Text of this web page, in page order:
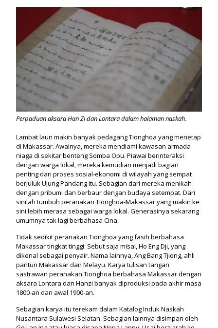
Perpaduan aksara Han Zi dan Lontara dalam halaman naskah.
Lambat laun makin banyak pedagang Tionghoa yang menetap
di Makassar. Awalnya, mereka mendiami kawasan armada
niaga di sekitar benteng Somba Opu. Piawai berinteraksi
dengan warga lokal, mereka kemudian menjadi bagian
penting dari proses sosial-ekonomi di wilayah yang sempat
berjuluk Ujung Pandang itu. Sebagian dari mereka menikah
dengan pribumi dan berbaur dengan budaya setempat. Dari
sinilah tumbuh peranakan Tionghoa-Makassar yang makin ke
sini lebih merasa sebagai warga lokal. Generasinya sekarang
umumnya tak lagi berbahasa Cina.
Tidak sedikit peranakan Tionghoa yang fasih berbahasa
Makassar tingkat tinggi. Sebut saja misal, Ho Eng Dji, yang
dikenal sebagai penyair. Nama lainnya, Ang Bang Tjiong, ahli
pantun Makassar dan Melayu. Karya tulisan tangan
sastrawan peranakan Tionghoa berbahasa Makassar dengan
aksara Lontara dan Hanzi banyak diproduksi pada akhir masa
1800-an dan awal 1900-an.
Sebagian karya itu terekam dalam Katalog Induk Naskah
Nusantara Sulawesi Selatan. Sebagian lainnya disimpan oleh